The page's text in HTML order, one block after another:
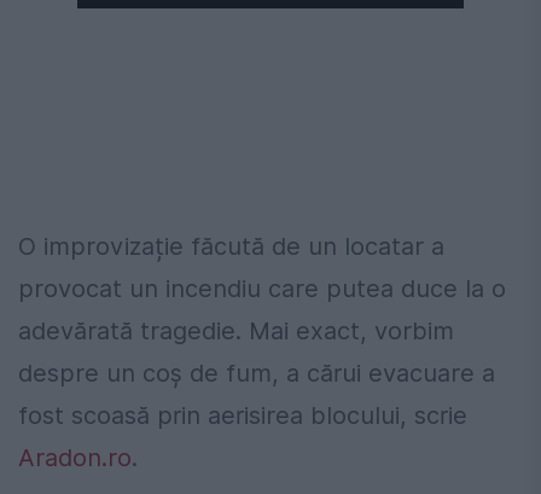
O improvizație făcută de un locatar a
provocat un incendiu care putea duce la o
adevărată tragedie. Mai exact, vorbim
despre un coș de fum, a cărui evacuare a
fost scoasă prin aerisirea blocului, scrie
Aradon.ro.